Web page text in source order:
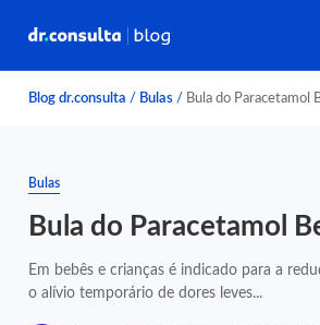
Blog dr.consulta / Bulas / Bula do Paracetamol
Bulas
Bula do Paracetamol
Em bebês e crianças é indicado para a
o alívio temporário de dores leves...